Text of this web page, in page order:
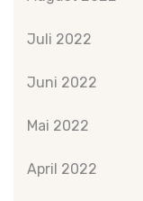
Juli 2022
Juni 2022
Mai 2022
April 2022